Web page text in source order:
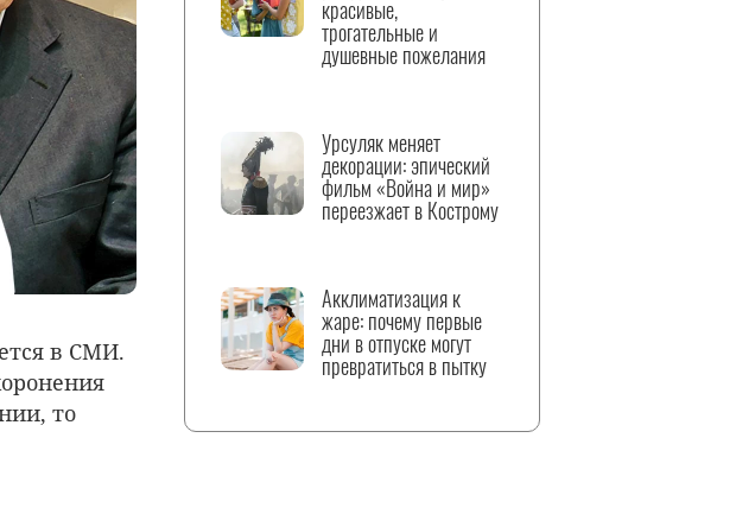
в СМИ.
то
красивые,
трогательные и
душевные пожелания
Урсуляк меняет
декорации: эпический
фильм «Война и мир»
переезжает в Кострому
Акклиматизация к
жаре: почему первые
дни в отпуске могут
превратиться в пытку